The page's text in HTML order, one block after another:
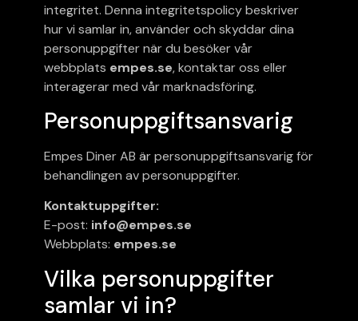
integritet. Denna integritetspolicy beskriver
hur vi samlar in, använder och skyddar dina
personuppgifter när du besöker vår
webbplats empes.se, kontaktar oss eller
interagerar med vår marknadsföring.
Personuppgiftsansvarig
Empes Diner AB är personuppgiftsansvarig för
behandlingen av personuppgifter.
Kontaktuppgifter:
E-post: info@empes.se
Webbplats: empes.se
Vilka personuppgifter
samlar vi in?